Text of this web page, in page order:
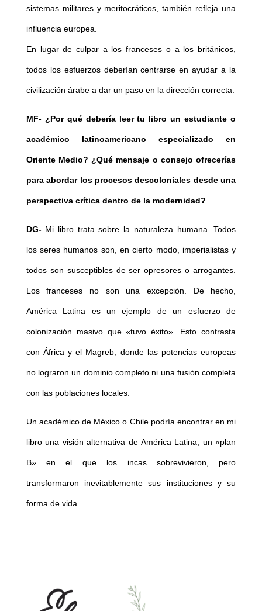
sistemas militares y meritocráticos, también refleja una
influencia europea.
En lugar de culpar a los franceses o a los británicos,
todos los esfuerzos deberían centrarse en ayudar a la
civilización árabe a dar un paso en la dirección correcta.
MF- ¿Por qué debería leer tu libro un estudiante o
académico latinoamericano especializado en
Oriente Medio? ¿Qué mensaje o consejo ofrecerías
para abordar los procesos descoloniales desde una
perspectiva crítica dentro de la modernidad?
DG-Mi libro trata sobre la naturaleza humana. Todos
los seres humanos son, en cierto modo, imperialistas y
todos son susceptibles de ser opresores o arrogantes.
Los franceses no son una excepción. De hecho,
América Latina es un ejemplo de un esfuerzo de
colonización masivo que «tuvo éxito». Esto contrasta
con África y el Magreb, donde las potencias europeas
no lograron un dominio completo ni una fusión completa
con las poblaciones locales.
Un académico de México o Chile podría encontrar en mi
libro una visión alternativa de América Latina, un «plan
B» en el que los incas sobrevivieron, pero
transformaron inevitablemente sus instituciones y su
forma de vida.